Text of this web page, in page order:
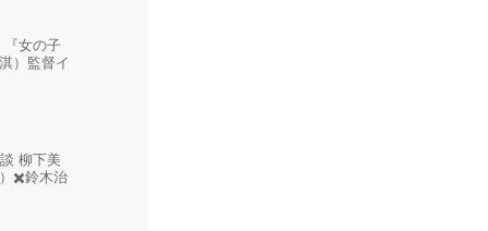
『女の子
）監督イ
柳下美
✖️鈴木治